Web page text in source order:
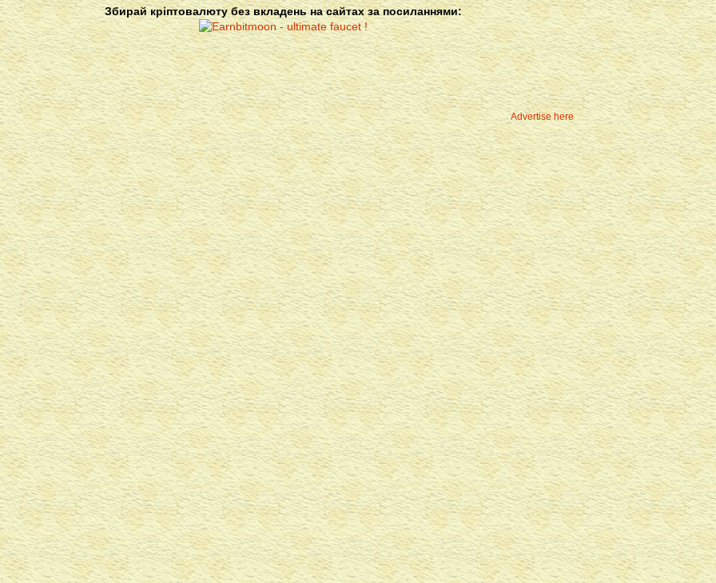
Збирай кріптовалюту без вкладень на сайтах за посиланнями:
Advertise here